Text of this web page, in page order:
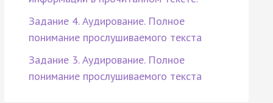
Задание 4. Аудирование. Полное
понимание прослушиваемого текста
Задание 3. Аудирование. Полное
понимание прослушиваемого текста